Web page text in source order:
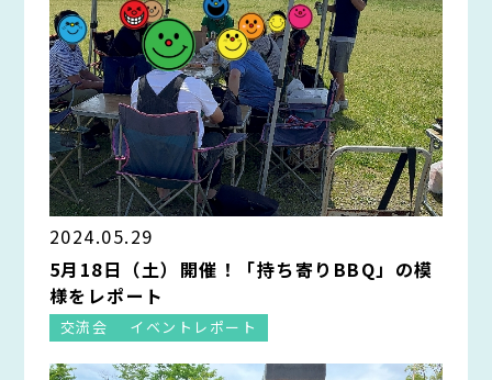
2024.05.29
5月18日（土）開催！「持ち寄りBBQ」の模
様をレポート
交流会 イベントレポート